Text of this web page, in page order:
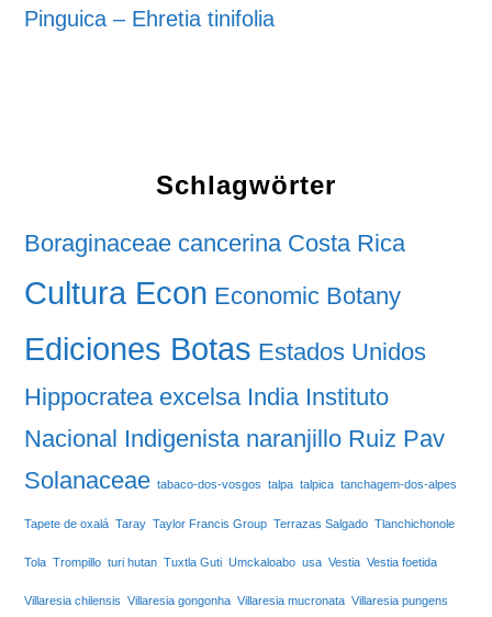
Pinguica – Ehretia tinifolia
Schlagwörter
Boraginaceae cancerina Costa Rica
Cultura Econ Economic Botany
Ediciones Botas Estados Unidos
Hippocratea excelsa India Instituto
Nacional Indigenista naranjillo Ruiz Pav
Solanaceae tabaco-dos-vosgos talpa talpica tanchagem-dos-alpes
Tapete de oxalá Taray Taylor Francis Group Terrazas Salgado Tlanchichonole
Tola Trompillo turi hutan Tuxtla Guti Umckaloabo usa Vestia Vestia foetida
Villaresia chilensis Villaresia gongonha Villaresia mucronata Villaresia pungens